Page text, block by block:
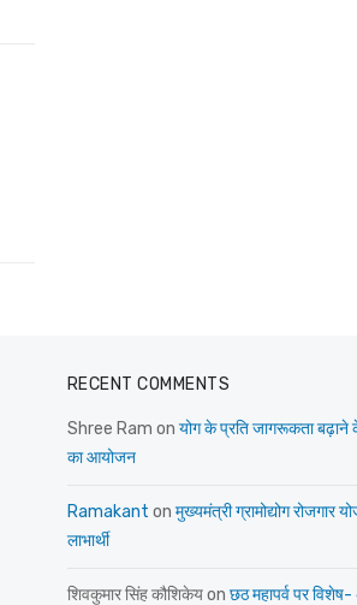
RECENT COMMENTS
Shree Ram on योग के प्रति जागरूकता बढ़ाने
का आयोजन
Ramakant on मुख्यमंत्री ग्रामोद्योग रोजगार
लाभार्थी
शिवकुमार सिंह कौशिकेयon छठ महापर्व पर